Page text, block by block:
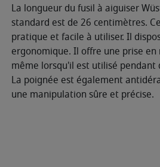
La longueur du fusil à aiguiser
standard est de 26 centimètres.
pratique et facile à utiliser. Il
ergonomique. Il offre une prise
même lorsqu'il est utilisé pendant
La poignée est également
une manipulation sûre et précise.